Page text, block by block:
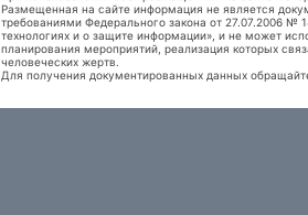
Размещенная на сайте информация не является
требованиями Федерального закона от 27.07.2006
технологиях и о защите информации», и не может
планирования мероприятий, реализация которых
человеческих жертв.
Для получения документированных данных